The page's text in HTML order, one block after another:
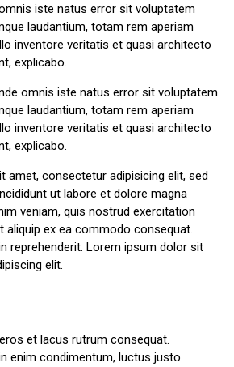
iste natus error sit voluptatem
laudantium, totam rem aperiam
inventore veritatis et quasi architecto
explicabo.
omnis iste natus error sit voluptatem
laudantium, totam rem aperiam
inventore veritatis et quasi architecto
explicabo.
amet, consectetur adipisicing elit, sed
ut labore et dolore magna
veniam, quis nostrud exercitation
aliquip ex ea commodo consequat.
reprehenderit. Lorem ipsum dolor sit
elit.
et lacus rutrum consequat.
enim condimentum, luctus justo